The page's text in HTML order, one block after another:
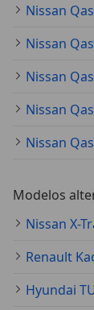
Nissan
Nissan
Nissan
Nissan
Nissan
Modelos
Nissan X-
Renault